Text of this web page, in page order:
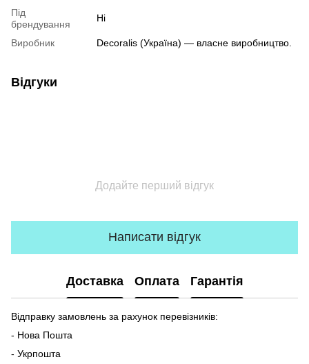
Під
брендування
Ні
Виробник Decoralis (Україна) — власне виробництво.
Відгуки
Додайте перший відгук
Написати відгук
Доставка Оплата Гарантія
Відправку замовлень за рахунок перевізників:
- Нова Пошта
- Укрпошта